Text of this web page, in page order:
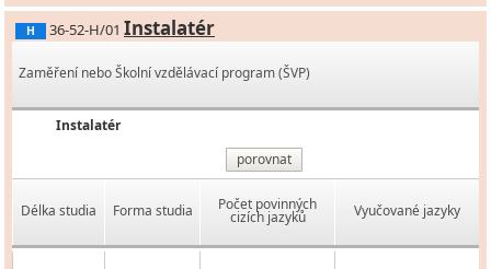
H 36-52-H/01 Instalatér
Zaměření nebo Školní vzdělávací program (ŠVP)
Instalatér
porovnat
Délka studia Forma studia Počet povinných
cizích jazyků Vyučované jazyky